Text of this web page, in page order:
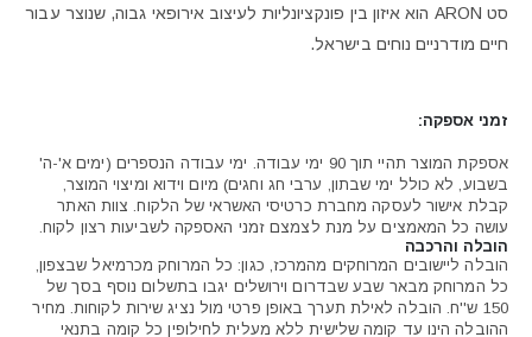
סט ARON הוא איזון בין פונקציונליות לעיצוב אירופאי גבוה, שנוצר עבור
חיים מודרניים נוחים בישראל.
זמני אספקה:
אספקת המוצר תהיי תוך 90 ימי עבודה. ימי עבודה הנספרים (ימים א'-ה'
בשבוע, לא כולל ימי שבתון, ערבי חג וחגים) מיום וידוא ומיצוי המוצר,
קבלת אישור לעסקה מחברת כרטיסי האשראי של הלקוח. צוות האתר
עושה כל המאמצים על מנת לצמצם זמני האספקה לשביעות רצון לקוח.
הובלה והרכבה
הובלה ליישובים המרוחקים מהמרכז, כגון: כל המרוחק מכרמיאל שבצפון,
כל המרוחק מבאר שבע שבדרום וירושלים יגבו בתשלום נוסף בסך של
150 ש''ח. הובלה לאילת תערך באופן פרטי מול נציג שירות לקוחות. מחיר
ההובלה הינו עד קומה שלישית ללא מעלית לחילופין כל קומה בתנאי